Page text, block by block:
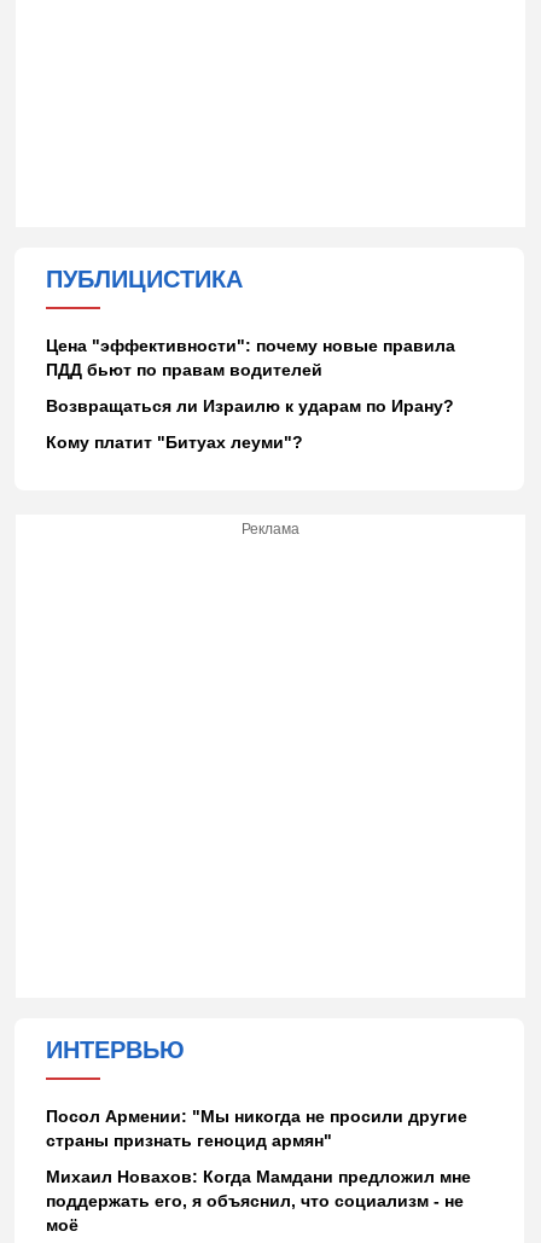
ПУБЛИЦИСТИКА
Цена "эффективности": почему новые правила
ПДД бьют по правам водителей
Возвращаться ли Израилю к ударам по Ирану?
Кому платит "Битуах леуми"?
Реклама
ИНТЕРВЬЮ
Посол Армении: "Мы никогда не просили другие
страны признать геноцид армян"
Михаил Новахов: Когда Мамдани предложил мне
поддержать его, я объяснил, что социализм - не
моё